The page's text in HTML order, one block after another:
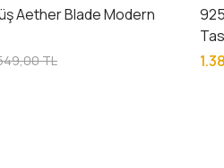
Aether Blade Modern
TL